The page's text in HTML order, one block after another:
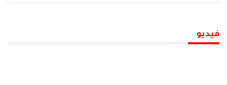
فيديو